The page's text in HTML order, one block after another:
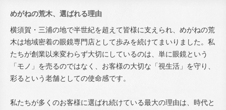
めがねの荒木、選ばれる理由
横須賀・三浦の地で半世紀を超えて皆様に支えられ、めがねの荒
木は地域密着の眼鏡専門店として歩みを続けてまいりました。私
たちが創業以来変わらず大切にしているのは、単に眼鏡という
「モノ」を売るのではなく、お客様の大切な「視生活」を守り、
彩るという老舗としての使命感です。
私たちが多くのお客様に選ばれ続けている最大の理由は、時代と